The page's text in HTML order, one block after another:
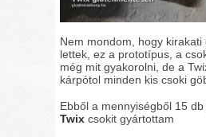
Nem mondom, hogy
lettek, ez a prototípus, a
még mit gyakorolni, de a
kárpótol minden kis csoki
Ebből a mennyiségből 15
Twix csokit gyártottam